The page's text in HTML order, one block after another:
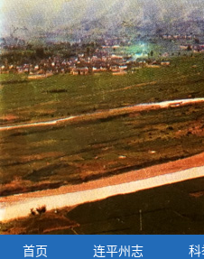
首页 连平州志 科